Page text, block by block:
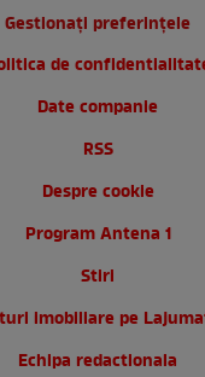
Gestionați preferințele
de
Date companie
RSS
Despre cookie
Program Antena 1
Stiri
imobiliare pe
Echipa redactionala